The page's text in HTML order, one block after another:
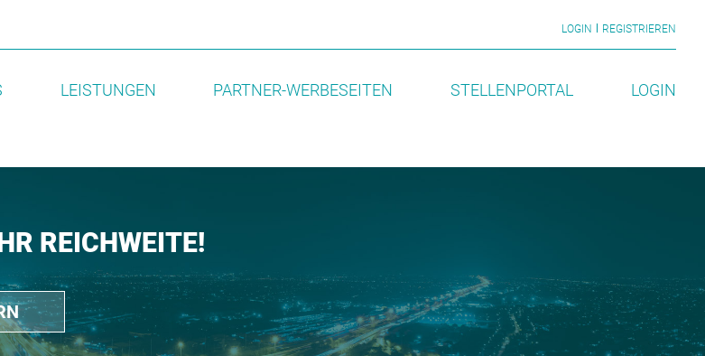
LOGIN REGISTRIEREN
LEISTUNGEN PARTNER-WERBESEITEN STELLENPORTAL LOGIN
REICHWEITE!